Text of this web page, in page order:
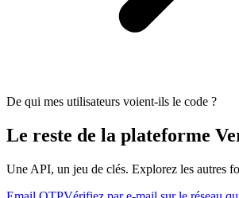
De qui mes utilisateurs voient-ils le code ?
Le reste de la plateforme
Une API, un jeu de clés. Explorez les autres